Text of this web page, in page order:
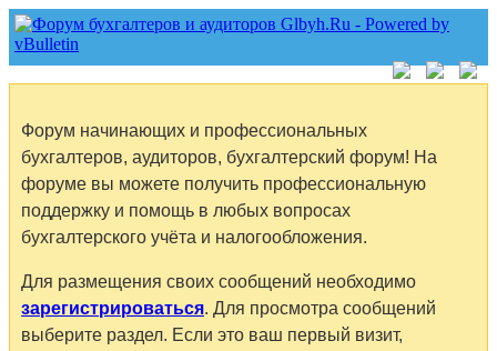
Форум начинающих и профессиональных
бухгалтеров, аудиторов, бухгалтерский форум! На
форуме вы можете получить профессиональную
поддержку и помощь в любых вопросах
бухгалтерского учёта и налогообложения.
Для размещения своих сообщений необходимо
зарегистрироваться. Для просмотра сообщений
выберите раздел. Если это ваш первый визит,